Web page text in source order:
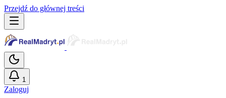
Przejdź do głównej treści
1
Zaloguj